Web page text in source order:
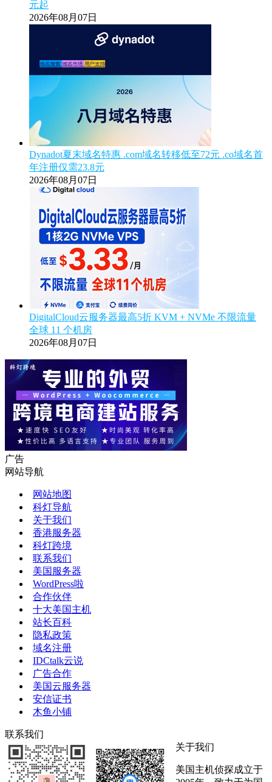
元起
2026年08月07日
Dynadot夏末域名特惠 .com域名转移低至72元 .co域名首
年注册仅需23.8元
2026年08月07日
DigitalCloud云服务器最高5折 KVM + NVMe 不限流量
全球 11 个机房
2026年08月07日
广告
网站导航
网站地图
科灯导航
关于我们
香港服务器
科灯跨境
联系我们
美国服务器
WordPress啦
合作伙伴
十大美国主机
站长百科
隐私政策
域名注册
IDCtalk云说
广告合作
美国云服务器
安信证书
木鱼小铺
联系我们
关于我们
美国主机侦探成立于